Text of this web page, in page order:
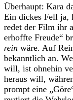
Überhaupt: Kara
Ein dickes Fell ja,
redet der Film ihr
erhoffte Freude“
rein wäre. Auf
bekanntlich an.
will, ist ohnehin
heraus will,
prompt eine